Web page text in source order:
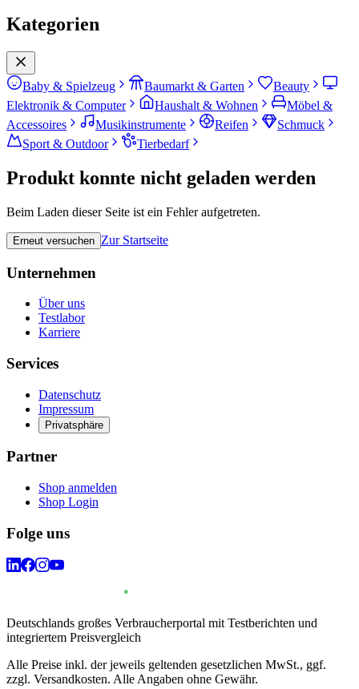
Kategorien
Baby & Spielzeug Baumarkt & Garten
Beauty
Elektronik & Computer
Haushalt & Wohnen
Möbel &
Accessoires
Musikinstrumente Reifen
Schmuck
Sport & Outdoor
Tierbedarf
Produkt konnte nicht geladen werden
Beim Laden dieser Seite ist ein Fehler aufgetreten.
Erneut versuchen Zur Startseite
Unternehmen
Über uns
Testlabor
Karriere
Services
Datenschutz
Impressum
Privatsphäre
Partner
Shop anmelden
Shop Login
Folge uns
Deutschlands großes Verbraucherportal mit Testberichten und
integriertem Preisvergleich
Alle Preise inkl. der jeweils geltenden gesetzlichen MwSt., ggf.
zzgl. Versandkosten. Alle Angaben ohne Gewähr.